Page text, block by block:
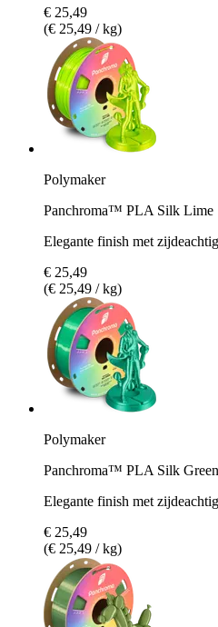
€ 25,49
(€ 25,49 / kg)
Polymaker
Panchroma™ PLA Silk Lime
Elegante finish met
€ 25,49
(€ 25,49 / kg)
Polymaker
Panchroma™ PLA Silk Green
Elegante finish met
€ 25,49
(€ 25,49 / kg)